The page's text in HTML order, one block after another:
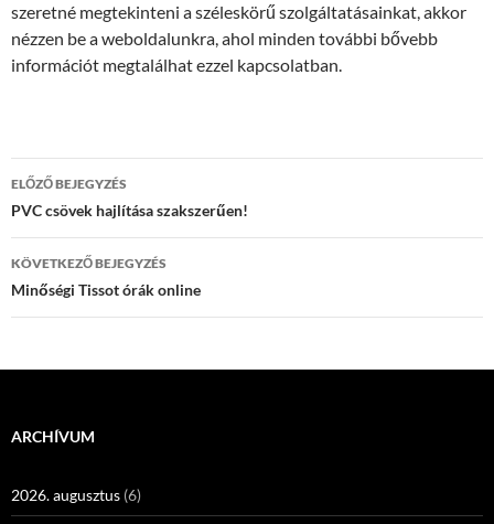
szeretné megtekinteni a széleskörű szolgáltatásainkat, akkor
nézzen be a weboldalunkra, ahol minden további bővebb
információt megtalálhat ezzel kapcsolatban.
Bejegyzés
navigáció
ELŐZŐ BEJEGYZÉS
PVC csövek hajlítása szakszerűen!
KÖVETKEZŐ BEJEGYZÉS
Minőségi Tissot órák online
ARCHÍVUM
2026. augusztus (6)